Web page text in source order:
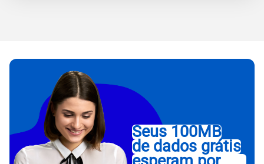
Seus 100MB
de dados grátis